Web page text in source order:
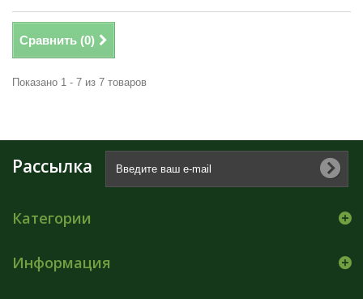
Сравнить (0)
Показано 1 - 7 из 7 товаров
Рассылка
Категории
Информация